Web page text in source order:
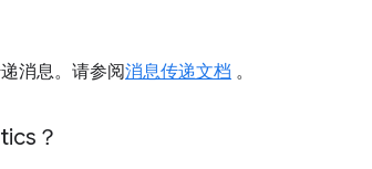
消息。请参阅消息传递文档 。
？